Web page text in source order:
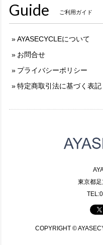
Guide ご利用ガイド
AYASECYCLEについて
お問合せ
プライバシーポリシー
特定商取引法に基づく表記
東京都
COPYRIGHT ©